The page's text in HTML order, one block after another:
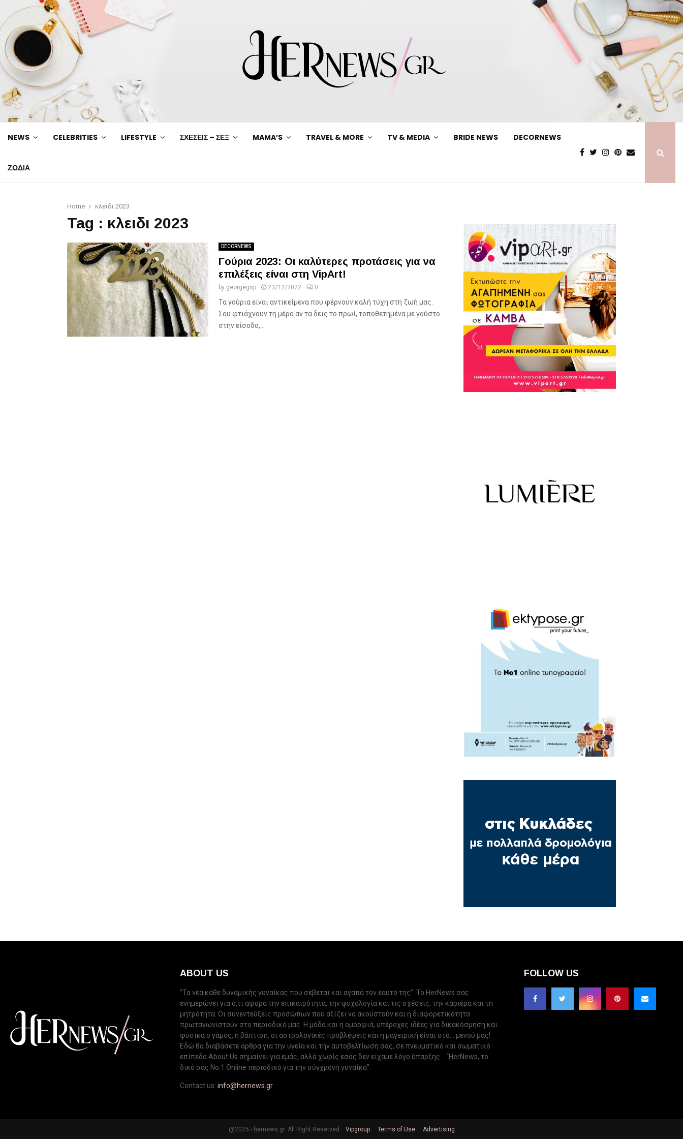
NEWS CELEBRITIES LIFESTYLE ΣΧΕΣΕΙΣ – ΣΕΞ MAMA’S TRAVEL & MORE TV & MEDIA BRIDE NEWS DECORNEWS
ΖΩΔΙΑ
Home κλειδι 2023
Tag : κλειδι 2023
DECORNEWS
Γούρια 2023: Οι καλύτερες προτάσεις για να
επιλέξεις είναι στη VipArt!
by georgegsp 23/12/2022 0
Τα γούρια είναι αντικείμενα που φέρνουν καλή τύχη στη ζωή μας.
Σου φτιάχνουν τη μέρα αν τα δεις το πρωί, τοποθετημένα με γούστο
στην είσοδο,...
ABOUT US
“Τα νέα κάθε δυναμικής γυναίκας που σέβεται και αγαπά τον εαυτό της”. Το HerNews σας
ενημερώνει για ό,τι αφορά την επικαιρότητα, την ψυχολογία και τις σχέσεις, την καριέρα και τη
μητρότητα. Οι συνεντεύξεις προσώπων που αξίζει να ακουστούν και η διαφορετικότητα
πρωταγωνιστούν στο περιοδικό μας. Η μόδα και η ομορφιά, υπέροχες ιδέες για δικακόσμηση και
φυσικά ο γάμος, η βάπτιση, οι αστρολογικές προβλέψεις και η μαγειρική είναι στο... μενού μας!
Εδώ θα διαβάσετε άρθρα για την υγεία και την αυτοβελτίωση σας, σε πνευματικό και σωματικό
επίπεδο.About Us σημαίνει για εμάς, αλλά χωρίς εσάς δεν είχαμε λόγο ύπαρξης... “HerNews, το
δικό σας Νo.1 Online περιοδικό για την σύγχρονη γυναίκα”.
Contact us: info@hernews.gr
FOLLOW US
@2025 - hernews.gr. All Right Reserved Vipgroup Terms of Use Advertising